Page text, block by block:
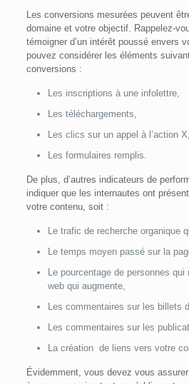
Les conversions mesurées peuvent
domaine et votre objectif. Rappelez-
témoigner d’un intérêt poussé envers
pouvez considérer les éléments
conversions :
Les inscriptions à une infolettre,
Les téléchargements,
Les clics sur un appel à l’action X,
Les formulaires remplis.
De plus, d’autres indicateurs de
indiquer que les internautes ont
votre contenu, soit :
Le trafic de recherche organique
Le temps moyen passé sur la
Le pourcentage de personnes
web qui augmente,
Les commentaires sur les billets
Les commentaires sur les
La création de liens vers votre
Évidemment, vous devez vous